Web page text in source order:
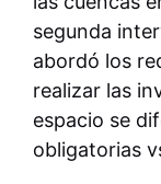
segunda
abordó los
realizar las
espacio se
obligatorias